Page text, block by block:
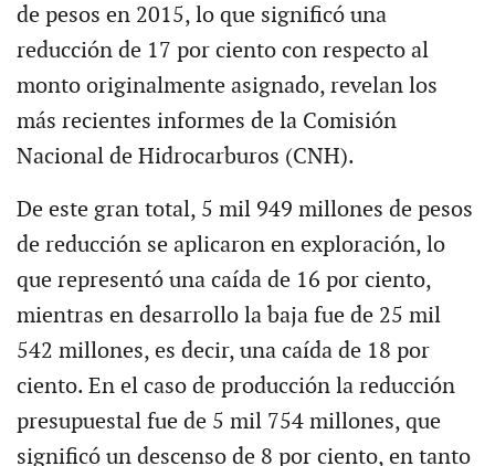
de pesos en 2015, lo que significó una
reducción de 17 por ciento con respecto al
monto originalmente asignado, revelan los
más recientes informes de la Comisión
Nacional de Hidrocarburos (CNH).
De este gran total, 5 mil 949 millones de pesos
de reducción se aplicaron en exploración, lo
que representó una caída de 16 por ciento,
mientras en desarrollo la baja fue de 25 mil
542 millones, es decir, una caída de 18 por
ciento. En el caso de producción la reducción
presupuestal fue de 5 mil 754 millones, que
significó un descenso de 8 por ciento, en tanto